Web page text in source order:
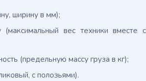
ширину в мм);
вес техники вместе с
(предельную массу груза в кг);
с полозьями).